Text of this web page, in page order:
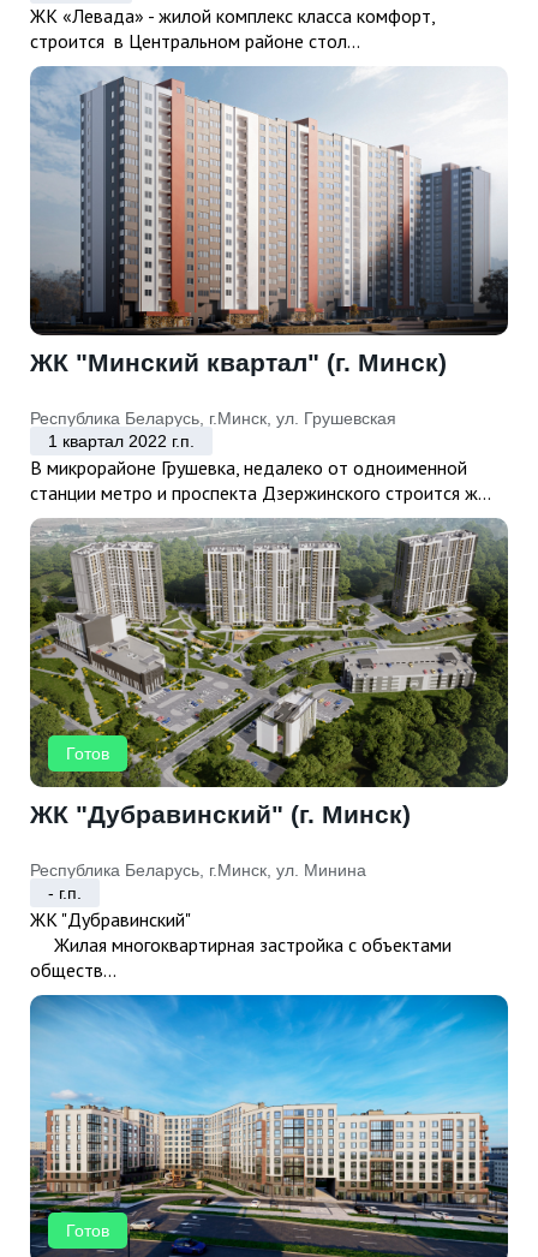
ЖК «Левада» - жилой комплекс класса комфорт,
строится в Центральном районе стол...
ЖК "Минский квартал" (г. Минск)
Республика Беларусь, г.Минск, ул. Грушевская
1 квартал 2022 г.п.
В микрорайоне Грушевка, недалеко от одноименной
станции метро и проспекта Дзержинского строится ж...
Готов
ЖК "Дубравинский" (г. Минск)
Республика Беларусь, г.Минск, ул. Минина
- г.п.
ЖК "Дубравинский"
Жилая многоквартирная застройка с объектами
обществ...
Готов